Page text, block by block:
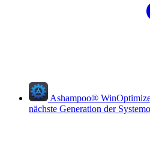
Ashampoo®
nächste Generation der